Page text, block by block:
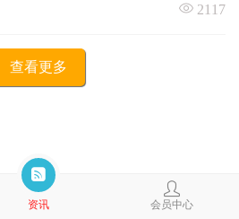
2117
查看更多
资讯 会员中心